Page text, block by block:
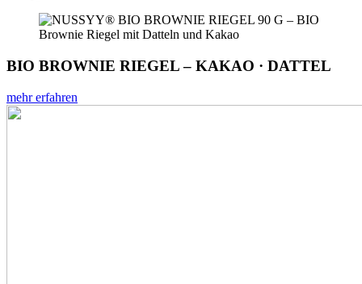
BIO BROWNIE RIEGEL – KAKAO · DATTEL
mehr erfahren